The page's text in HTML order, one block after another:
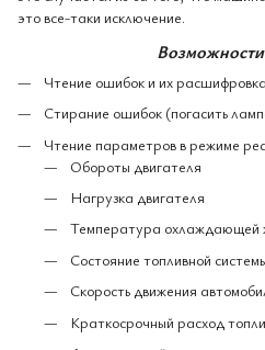
это все-таки исключение.
Чтение ошибок и их
Стирание ошибок (погасить
Чтение параметров в режиме
Обороты двигателя
Нагрузка двигателя
Температура охлаждающей
Состояние топливной
Скорость движения
Краткосрочный расход